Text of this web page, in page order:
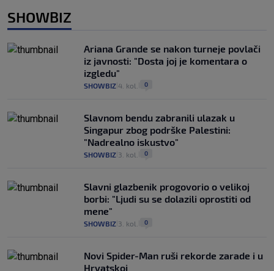
SHOWBIZ
Ariana Grande se nakon turneje povlači
iz javnosti: "Dosta joj je komentara o
izgledu"
SHOWBIZ 4. kol. 0
Slavnom bendu zabranili ulazak u
Singapur zbog podrške Palestini:
"Nadrealno iskustvo"
SHOWBIZ 3. kol. 0
Slavni glazbenik progovorio o velikoj
borbi: "Ljudi su se dolazili oprostiti od
mene"
SHOWBIZ 3. kol. 0
Novi Spider-Man ruši rekorde zarade i u
Hrvatskoj